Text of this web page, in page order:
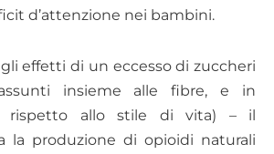
d’attenzione nei bambini.
effetti di un eccesso di zuccheri
insieme alle fibre, e in
rispetto allo stile di vita) – il
la produzione di opioidi naturali